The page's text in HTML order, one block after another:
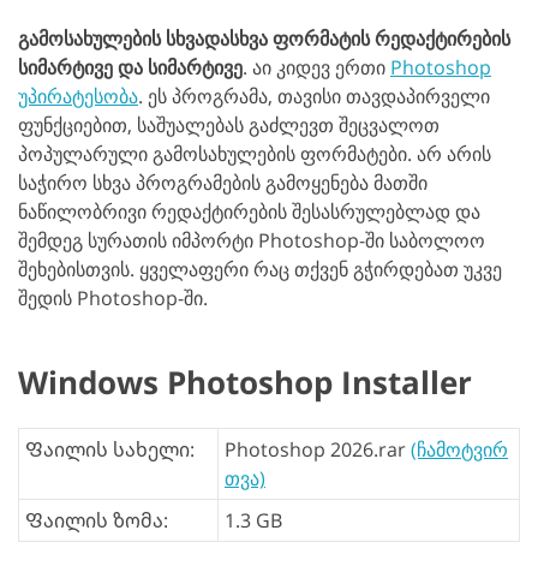
გამოსახულების სხვადასხვა ფორმატის რედაქტირების
სიმარტივე და სიმარტივე. აი კიდევ ერთი Photoshop
უპირატესობა. ეს პროგრამა, თავისი თავდაპირველი
ფუნქციებით, საშუალებას გაძლევთ შეცვალოთ
პოპულარული გამოსახულების ფორმატები. არ არის
საჭირო სხვა პროგრამების გამოყენება მათში
ნაწილობრივი რედაქტირების შესასრულებლად და
შემდეგ სურათის იმპორტი Photoshop-ში საბოლოო
შეხებისთვის. ყველაფერი რაც თქვენ გჭირდებათ უკვე
შედის Photoshop-ში.
Windows Photoshop Installer
Ფაილის სახელი: Photoshop 2026.rar(ჩამოტვირ
თვა)
Ფაილის ზომა:
1.3 GB